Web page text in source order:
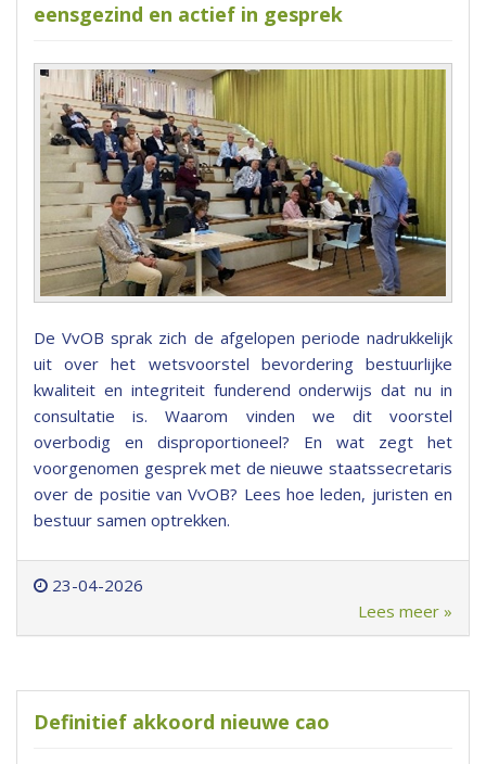
eensgezind en actief in gesprek
De VvOB sprak zich de afgelopen periode nadrukkelijk
uit over het wetsvoorstel bevordering bestuurlijke
kwaliteit en integriteit funderend onderwijs dat nu in
consultatie is. Waarom vinden we dit voorstel
overbodig en disproportioneel? En wat zegt het
voorgenomen gesprek met de nieuwe staatssecretaris
over de positie van VvOB? Lees hoe leden, juristen en
bestuur samen optrekken.
23-04-2026
Lees meer »
Definitief akkoord nieuwe cao